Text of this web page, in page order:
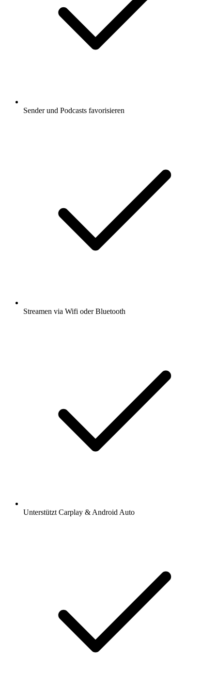
Sender und Podcasts favorisieren
Streamen via Wifi oder Bluetooth
Unterstützt Carplay & Android Auto